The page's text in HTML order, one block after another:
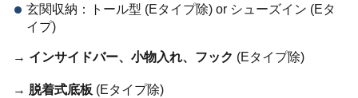
玄関収納：トール型 (Eタイプ除) or シューズイン (Eタ
イプ)
→ インサイドバー、小物入れ、フック (Eタイプ除)
→ 脱着式底板 (Eタイプ除)